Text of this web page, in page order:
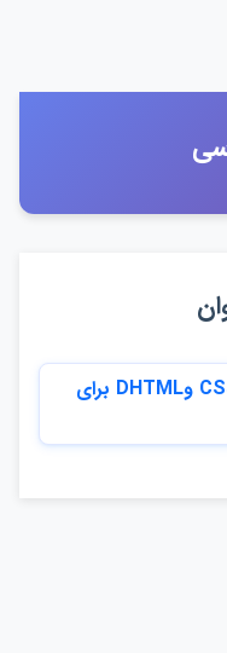
CSS وDHTML براي